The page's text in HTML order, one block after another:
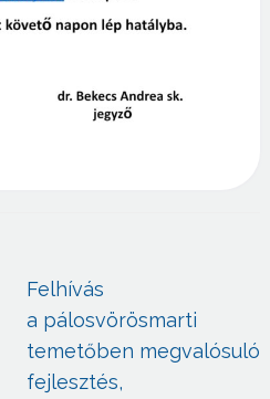
Felhívás
a pálosvörösmarti
temetőben megvalósuló
fejlesztés,